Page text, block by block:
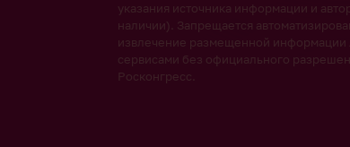
указания источника информации и
наличии). Запрещается
извлечение размещенной
сервисами без официального
Росконгресс.